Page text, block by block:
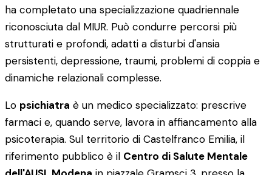
ha completato una specializzazione quadriennale
riconosciuta dal MIUR. Può condurre percorsi più
strutturati e profondi, adatti a disturbi d'ansia
persistenti, depressione, traumi, problemi di coppia e
dinamiche relazionali complesse.
Lo psichiatra è un medico specializzato: prescrive
farmaci e, quando serve, lavora in affiancamento alla
psicoterapia. Sul territorio di Castelfranco Emilia, il
riferimento pubblico è il Centro di Salute Mentale